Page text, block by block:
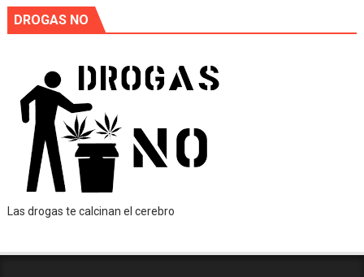
DROGAS NO
Las drogas te calcinan el cerebro